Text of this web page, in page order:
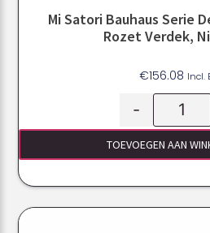
Mi Satori Bauhaus Serie
Rozet Verdek,
€156.08 Incl.
-
TOEVOEGEN AAN